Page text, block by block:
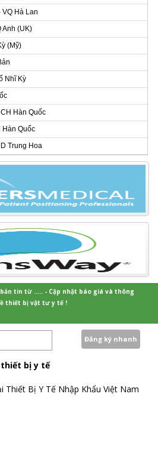
VQ Hà Lan
Anh (UK)
(Mỹ)
Nhĩ Kỳ
Hàn Quốc
Hàn Quốc
Trung Hoa
tin từ ..... - Cập nhật báo giá và thông
thiết bị vật tư y tế !
bị y tế
Thiết Bị Y Tế Nhập Khẩu Việt Nam